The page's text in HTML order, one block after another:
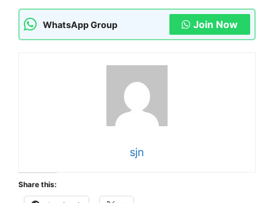
WhatsApp Group Join Now
sjn
Share this: